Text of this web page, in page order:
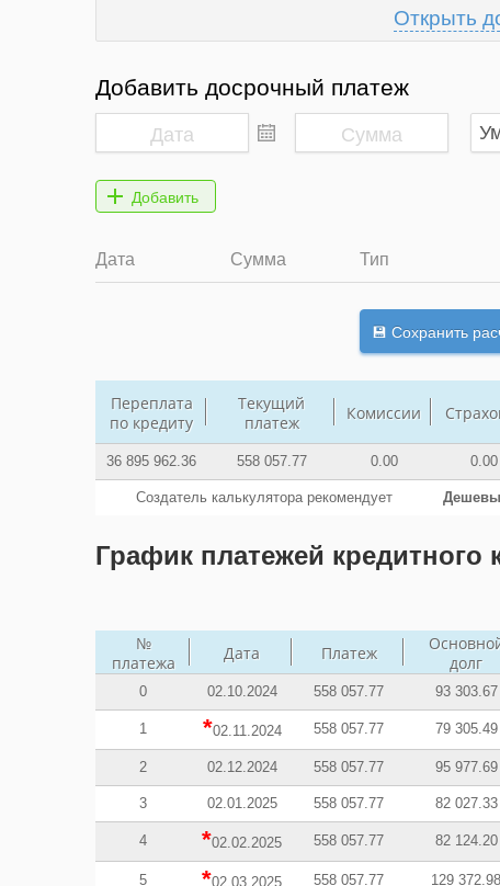
Добавить досрочный платеж
Дата Сумма Тип
Переплата
по кредиту
Текущий
платеж
Комиссии
36 895 962.36 558 057.77 0.00 0.00
Создатель калькулятора рекомендует
График платежей кредитного
№
платежа
Дата Платеж
долг
0 02.10.2024 558 057.77 93 303.67
1 *02.11.2024 558 057.77 79 305.49
2 02.12.2024 558 057.77 95 977.69
3 02.01.2025 558 057.77 82 027.33
4 *02.02.2025 558 057.77 82 124.20
5 *02.03.2025 558 057.77 129 372.98